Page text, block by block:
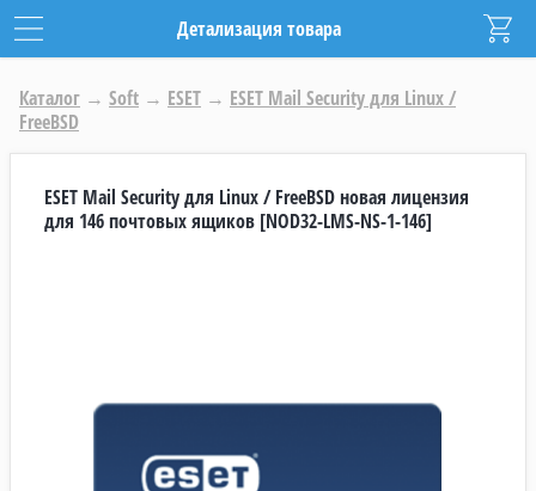
Детализация товара
Каталог → Soft → ESET → ESET Mail Security для Linux /
FreeBSD
ESET Mail Security для Linux / FreeBSD новая лицензия
для 146 почтовых ящиков [NOD32-LMS-NS-1-146]